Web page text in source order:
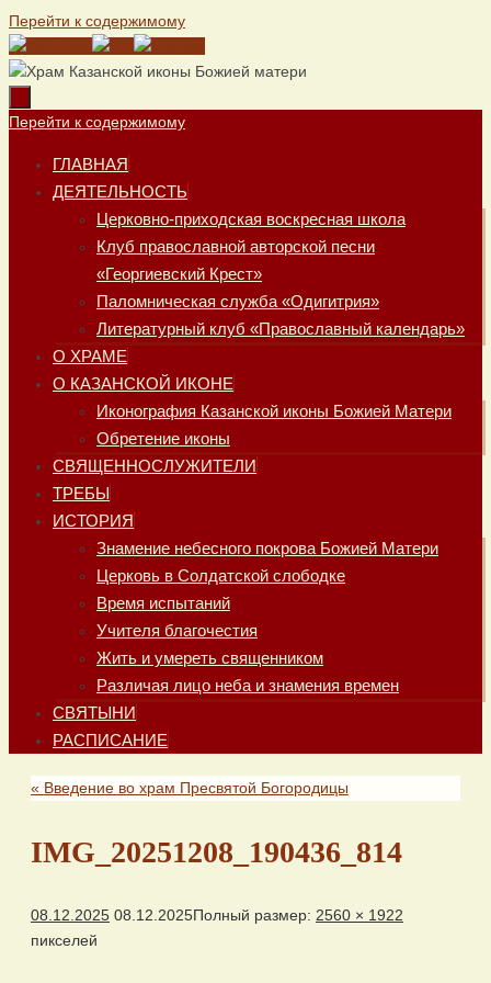
Перейти к содержимому
Перейти к содержимому
ГЛАВНАЯ
ДЕЯТЕЛЬНОСТЬ
Церковно-приходская воскресная школа
Клуб православной авторской песни
«Георгиевский Крест»
Паломническая служба «Одигитрия»
Литературный клуб «Православный календарь»
О ХРАМЕ
О КАЗАНСКОЙ ИКОНЕ
Иконография Казанской иконы Божией Матери
Обретение иконы
СВЯЩЕННОСЛУЖИТЕЛИ
ТРЕБЫ
ИСТОРИЯ
Знамение небесного покрова Божией Матери
Церковь в Солдатской слободке
Время испытаний
Учителя благочестия
Жить и умереть священником
Различая лицо неба и знамения времен
СВЯТЫНИ
РАСПИСАНИЕ
« Введение во храм Пресвятой Богородицы
IMG_20251208_190436_814
08.12.2025 08.12.2025Полный размер: 2560 × 1922
пикселей